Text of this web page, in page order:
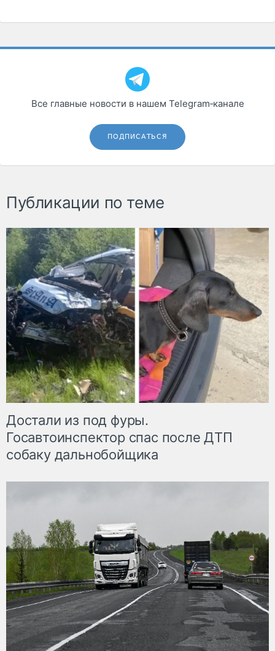
Все главные новости в нашем Telegram‑канале
ПОДПИСАТЬСЯ
Публикации по теме
Достали из под фуры.
Госавтоинспектор спас после ДТП
собаку дальнобойщика